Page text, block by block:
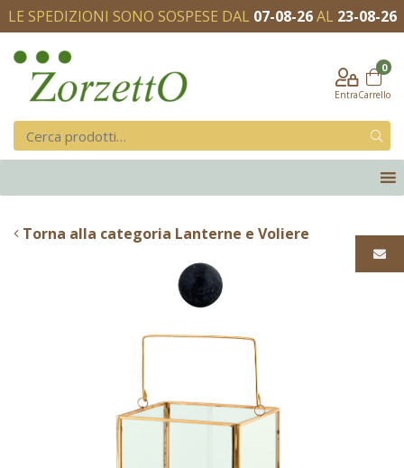
LE SPEDIZIONI SONO SOSPESE DAL 07-08-26AL 23-08-26
Entra
0
Carrello
Torna alla categoria Lanterne e Voliere